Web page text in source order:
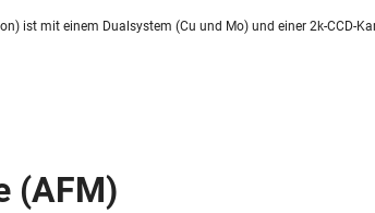
ist mit einem Dualsystem (Cu und Mo) und einer 2k-CCD-
(AFM)